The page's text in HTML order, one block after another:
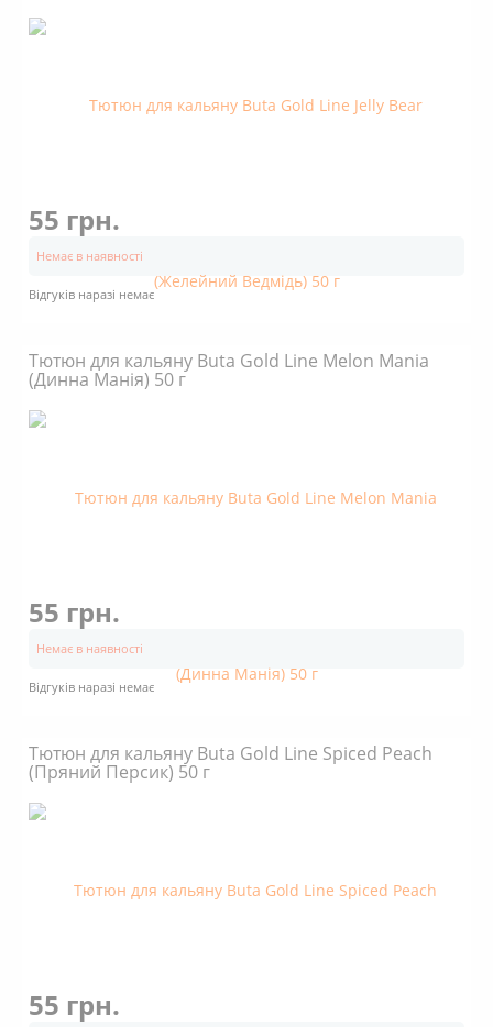
55 грн.
Немає в наявності
Відгуків наразі немає
Тютюн для кальяну Buta Gold Line Melon Mania
(Динна Манія) 50 г
55 грн.
Немає в наявності
Відгуків наразі немає
Тютюн для кальяну Buta Gold Line Spiced Peach
(Пряний Персик) 50 г
55 грн.